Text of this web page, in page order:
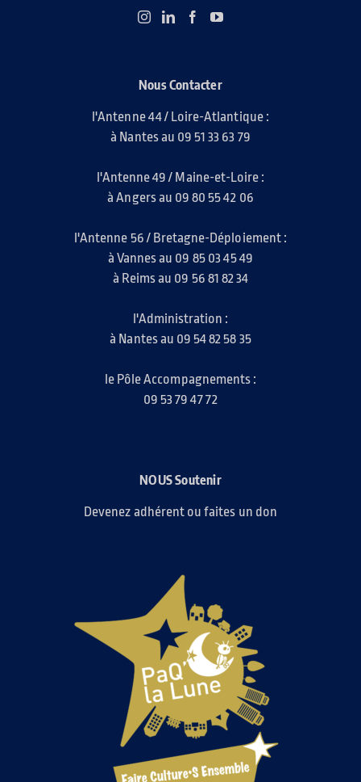
Nous Contacter
l'Antenne 44 / Loire-Atlantique :
à Nantes au 09 51 33 63 79
l'Antenne 49 / Maine-et-Loire :
à Angers au 09 80 55 42 06
l'Antenne 56 / Bretagne-Déploiement :
à Vannes au 09 85 03 45 49
à Reims au 09 56 81 82 34
l'Administration :
à Nantes au 09 54 82 58 35
le Pôle Accompagnements :
09 53 79 47 72
NOUS Soutenir
Devenez adhérent ou faites un don